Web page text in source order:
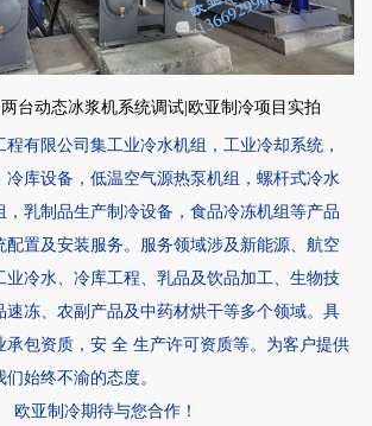
台动态冰浆机系统调试|欧亚制冷项目实拍
程有限公司集工业冷水机组 ， 工业冷却系统 ，
冷库设备 ， 低温空气源热泵机组 ， 螺杆式冷水
， 乳制品生产制冷设备 ， 食品冷冻机组等产品
配置及安装服务。服务领域涉及新能源、航空
业冷水、冷库工程、乳品及饮品加工、生物技
速冻、农副产品及中药材烘干等多个领域。具
承包资质，安 全 生产许可资质等。为客户提供
始终不渝的态度。
欧亚制冷期待与您合作！